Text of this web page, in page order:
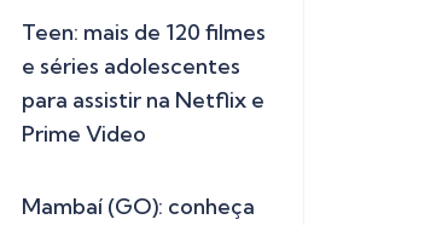
Teen: mais de 120 filmes
e séries adolescentes
para assistir na Netflix e
Prime Video
Mambaí (GO): conheça